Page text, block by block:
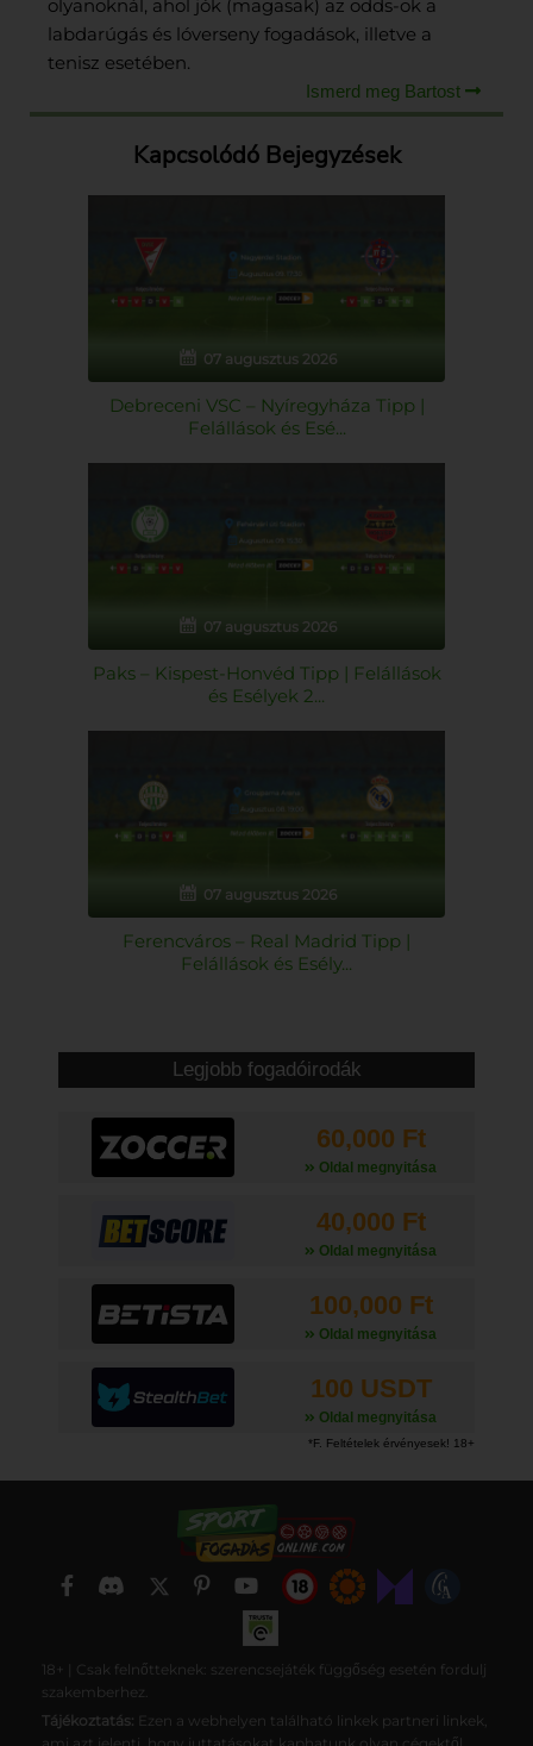
olyanoknál, ahol jók (magasak) az odds-ok a
labdarúgás és lóverseny fogadások, illetve a
tenisz esetében.
Ismerd meg Bartost
Kapcsolódó Bejegyzések
07 augusztus 2026
Debreceni VSC – Nyíregyháza Tipp |
Felállások és Esé...
07 augusztus 2026
Paks – Kispest-Honvéd Tipp | Felállások
és Esélyek 2...
07 augusztus 2026
Ferencváros – Real Madrid Tipp |
Felállások és Esély...
Legjobb fogadóirodák
60,000 Ft
Oldal megnyitása
40,000 Ft
Oldal megnyitása
100,000 Ft
Oldal megnyitása
100 USDT
Oldal megnyitása
18+ | Csak felnőtteknek: szerencsejáték függőség esetén fordulj
szakemberhez.
Tájékoztatás: Ezen a webhelyen található linkek partneri linkek,